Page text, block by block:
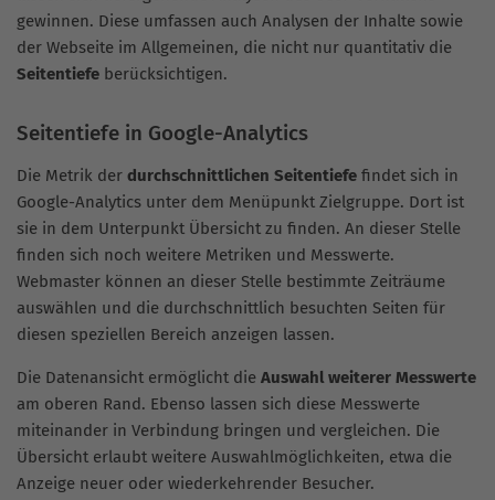
gewinnen. Diese umfassen auch Analysen der Inhalte sowie
der Webseite im Allgemeinen, die nicht nur quantitativ die
Seitentiefe berücksichtigen.
Seitentiefe in Google-Analytics
Die Metrik der durchschnittlichen Seitentiefe findet sich in
Google-Analytics unter dem Menüpunkt Zielgruppe. Dort ist
sie in dem Unterpunkt Übersicht zu finden. An dieser Stelle
finden sich noch weitere Metriken und Messwerte.
Webmaster können an dieser Stelle bestimmte Zeiträume
auswählen und die durchschnittlich besuchten Seiten für
diesen speziellen Bereich anzeigen lassen.
Die Datenansicht ermöglicht die Auswahl weiterer Messwerte
am oberen Rand. Ebenso lassen sich diese Messwerte
miteinander in Verbindung bringen und vergleichen. Die
Übersicht erlaubt weitere Auswahlmöglichkeiten, etwa die
Anzeige neuer oder wiederkehrender Besucher.